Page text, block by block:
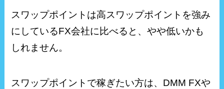
スワップポイントは高スワップポイントを強み
にしているFX会社に比べると、やや低いかも
しれません。
スワップポイントで稼ぎたい方は、DMM FXや